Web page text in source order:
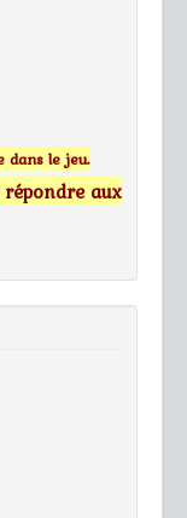
dans le jeu.
aux